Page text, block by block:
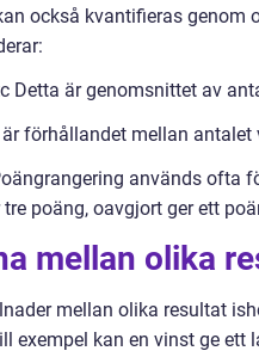
också kvantifieras
Detta är genomsnittet av
förhållandet mellan
används ofta
poäng, oavgjort ger ett
mellan olika
mellan olika resultat
exempel kan en vinst ge ett